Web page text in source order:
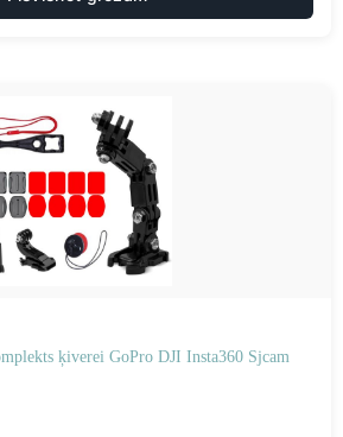
ķiverei GoPro DJI Insta360 Sjcam